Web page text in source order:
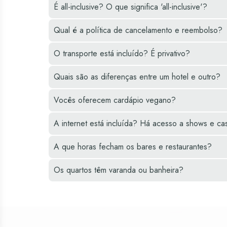
É all-inclusive? O que significa 'all-inclusive'?
Qual é a política de cancelamento e reembolso?
O transporte está incluído? É privativo?
Quais são as diferenças entre um hotel e outro?
Vocês oferecem cardápio vegano?
A internet está incluída? Há acesso a shows e
A que horas fecham os bares e restaurantes?
Os quartos têm varanda ou banheira?